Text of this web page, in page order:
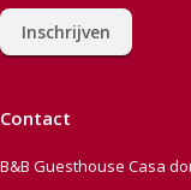
Inschrijven
Contact
B&B Guesthouse Casa